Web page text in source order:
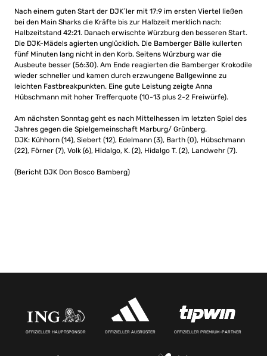
Nach einem guten Start der DJK´ler mit 17:9 im ersten Viertel ließen
bei den Main Sharks die Kräfte bis zur Halbzeit merklich nach:
Halbzeitstand 42:21. Danach erwischte Würzburg den besseren Start.
Die DJK-Mädels agierten unglücklich. Die Bamberger Bälle kullerten
fünf Minuten lang nicht in den Korb. Seitens Würzburg war die
Ausbeute besser (56:30). Am Ende reagierten die Bamberger Krokodile
wieder schneller und kamen durch erzwungene Ballgewinne zu
leichten Fastbreakpunkten. Eine gute Leistung zeigte Anna
Hübschmann mit hoher Trefferquote (10-13 plus 2-2 Freiwürfe).
Am nächsten Sonntag geht es nach Mittelhessen im letzten Spiel des
Jahres gegen die Spielgemeinschaft Marburg/ Grünberg.
DJK: Kühhorn (14), Siebert (12), Edelmann (3), Barth (0), Hübschmann
(22), Förner (7), Volk (6), Hidalgo, K. (2), Hidalgo T. (2), Landwehr (7).
(Bericht DJK Don Bosco Bamberg)
OFFIZIELLER HAUPTSPONSOR OFFIZIELLER AUSRÜSTER OFFIZIELLER PREMIUM-PARTNER